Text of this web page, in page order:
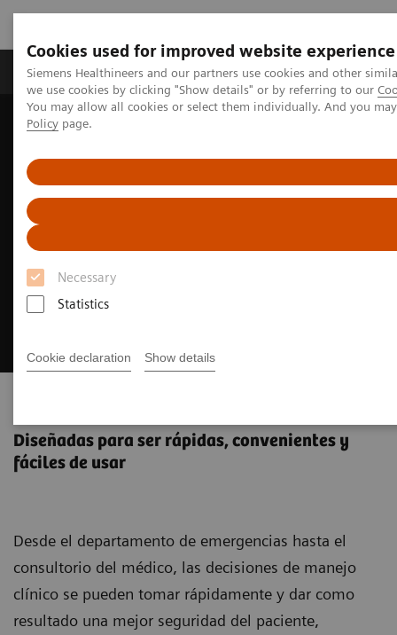
Cookies used for improved website experience
Siemens Healthineers and our partners use cookies and other
we use cookies by clicking "Show details" or by referring to our
You may allow all cookies or select them individually. And you
Policy page.
Necessary
Statistics
Cookie declaration Show details
Productos y servicios Especialidades Clínicas
Siemens Healthineers Latinoamérica
Diseñadas para ser rápidas, convenientes y
fáciles de usar
Desde el departamento de emergencias hasta el
consultorio del médico, las decisiones de manejo
clínico se pueden tomar rápidamente y dar como
resultado una mejor seguridad del paciente,